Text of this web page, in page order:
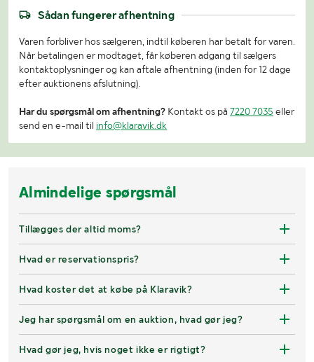
Sådan fungerer afhentning
Varen forbliver hos sælgeren, indtil køberen har betalt for varen.
Når betalingen er modtaget, får køberen adgang til sælgers
kontaktoplysninger og kan aftale afhentning (inden for 12 dage
efter auktionens afslutning).
Har du spørgsmål om afhentning? Kontakt os på 7220 7035 eller
send en e-mail til info@klaravik.dk
Almindelige spørgsmål
Tillægges der altid moms?
Hvad er reservationspris?
Hvad koster det at købe på Klaravik?
Jeg har spørgsmål om en auktion, hvad gør jeg?
Hvad gør jeg, hvis noget ikke er rigtigt?